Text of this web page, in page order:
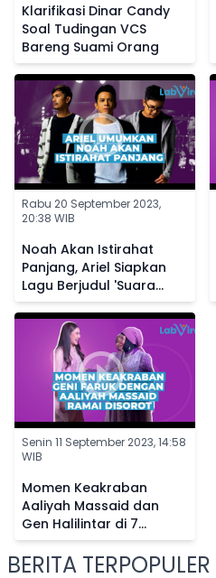
Klarifikasi Dinar Candy
Soal Tudingan VCS
Bareng Suami Orang
Rabu 20 September 2023,
20:38 WIB
Noah Akan Istirahat
Panjang, Ariel Siapkan
Lagu Berjudul 'Suara
Dalam Kepala' Buat
Penggemar
Senin 11 September 2023, 14:58
WIB
Momen Keakraban
Aaliyah Massaid dan
Gen Halilintar di 7
Bulanan Aurel
Hermansyah, Netizen
BERITA TERPOPULER